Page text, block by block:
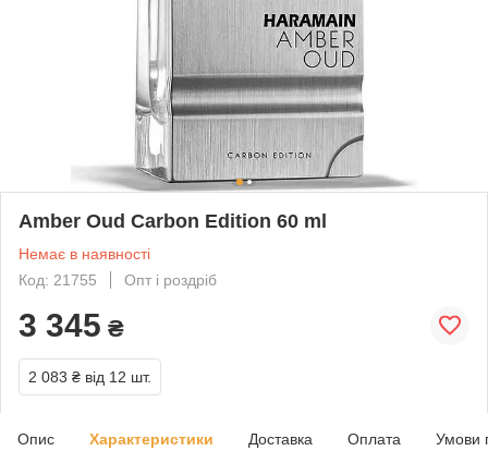
Amber Oud Carbon Edition 60 ml
Немає в наявності
Код: 21755
Опт і роздріб
3 345 ₴
2 083 ₴ від 12 шт.
Опис Характеристики Доставка Оплата Умови